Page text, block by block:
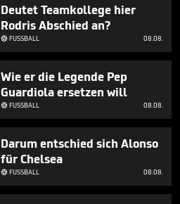
Deutet Teamkollege hier
Rodris Abschied an?
FUSSBALL 08.08.
Wie er die Legende Pep
Guardiola ersetzen will
FUSSBALL 08.08.
Darum entschied sich Alonso
für Chelsea
FUSSBALL 08.08.